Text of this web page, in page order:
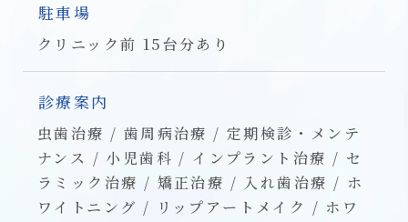
駐車場
クリニック前 15台分あり
診療案内
虫歯治療 / 歯周病治療 / 定期検診・メンテ
ナンス / 小児歯科 / インプラント治療 / セ
ラミック治療 / 矯正治療 / 入れ歯治療 / ホ
ワイトニング / リップアートメイク / ホワ